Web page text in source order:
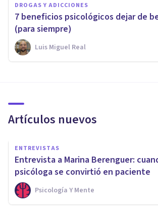
DROGAS Y ADICCIONES
7 beneficios psicológicos dejar de
(para siempre)
Luis Miguel Real
Artículos nuevos
ENTREVISTAS
Entrevista a Marina Berenguer:
psicóloga se convirtió en paciente
Psicología Y Mente